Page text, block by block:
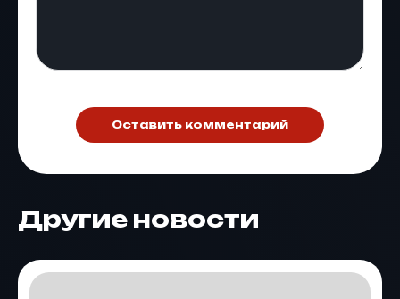
Оставить комментарий
Другие новости